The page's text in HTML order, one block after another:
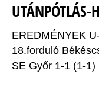
UTÁNPÓTLÁS-
EREDMÉNYEK
18.forduló
SE Győr 1-1 (1-